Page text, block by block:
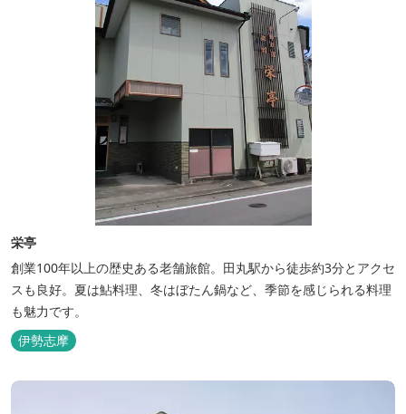
栄亭
創業100年以上の歴史ある老舗旅館。田丸駅から徒歩約3分とアクセ
スも良好。夏は鮎料理、冬はぼたん鍋など、季節を感じられる料理
も魅力です。
伊勢志摩